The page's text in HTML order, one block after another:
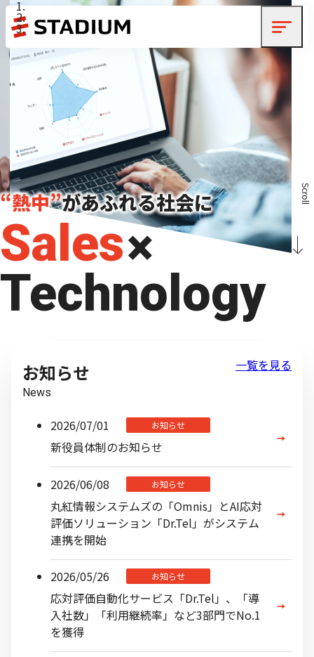
Sales×
Technology
“熱中”があふれる社会に Scroll
お知らせ
News
一覧を見る
2026/07/01 お知らせ
新役員体制のお知らせ
2026/06/08 お知らせ
丸紅情報システムズの「Omnis」とAI応対
評価ソリューション「Dr.Tel」がシステム
連携を開始
2026/05/26 お知らせ
応対評価自動化サービス「Dr.Tel」、「導
入社数」「利用継続率」など3部門でNo.1
を獲得